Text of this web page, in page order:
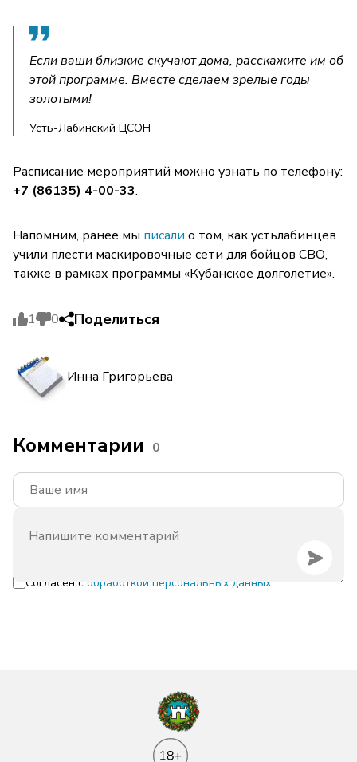
Если ваши близкие скучают дома, расскажите им об
этой программе. Вместе сделаем зрелые годы
золотыми!
Усть-Лабинский ЦСОН
Расписание мероприятий можно узнать по телефону:
+7 (86135) 4-00-33.
Напомним, ранее мы писали о том, как устьлабинцев
учили плести маскировочные сети для бойцов СВО,
также в рамках программы «Кубанское долголетие».
1 0 Поделиться
Инна Григорьева
Комментарии 0
Согласен с обработкой персональных данных